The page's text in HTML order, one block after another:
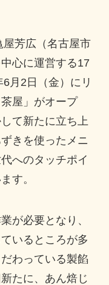
芳広（名古屋市
心に運営する17
月2日（金）にリ
屋」がオープ
て新たに立ち上
きを使ったメニ
へのタッチポイ
す。
が必要となり、
いるところが多
わっている製餡
たに、あん焙じ